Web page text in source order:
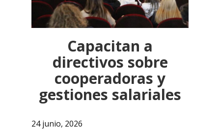
Capacitan a
directivos sobre
cooperadoras y
gestiones salariales
24 junio, 2026